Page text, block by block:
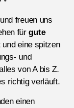
freuen uns
fürgute
eine spitzen
und
von A bis Z.
richtig verläuft.
einen